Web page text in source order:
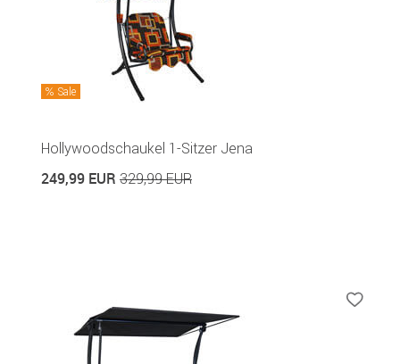
Sale
Hollywoodschaukel 1-Sitzer Jena
249,99 EUR 329,99 EUR